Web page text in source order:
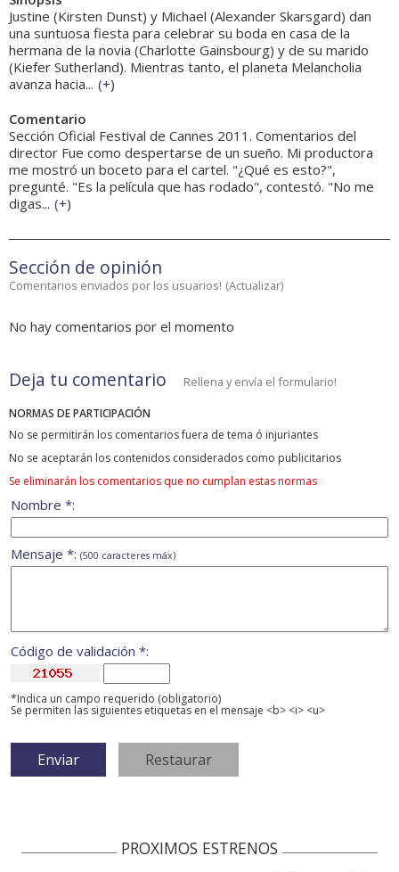
Justine (Kirsten Dunst) y Michael (Alexander Skarsgard) dan
una suntuosa fiesta para celebrar su boda en casa de la
hermana de la novia (Charlotte Gainsbourg) y de su marido
(Kiefer Sutherland). Mientras tanto, el planeta Melancholia
avanza hacia... (+)
Comentario
Sección Oficial Festival de Cannes 2011. Comentarios del
director Fue como despertarse de un sueño. Mi productora
me mostró un boceto para el cartel. "¿Qué es esto?",
pregunté. "Es la película que has rodado", contestó. "No me
digas... (+)
Sección de opinión
Comentarios enviados por los usuarios! (Actualizar)
No hay comentarios por el momento
Deja tu comentario Rellena y envía el formulario!
NORMAS DE PARTICIPACIÓN
No se permitirán los comentarios fuera de tema ó injuriantes
No se aceptarán los contenidos considerados como publicitarios
Se eliminarán los comentarios que no cumplan estas normas
Nombre *:
Mensaje *: (500 caracteres máx)
Código de validación *:
*Indica un campo requerido (obligatorio)
Se permiten las siguientes etiquetas en el mensaje <b> <i> <u>
PROXIMOS ESTRENOS